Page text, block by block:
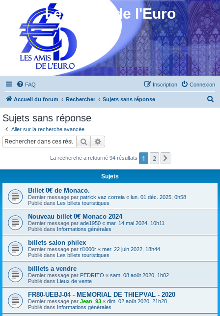
Les Amis de l'Euro
FAQ Connexion
Inscription
Accueil du forum Rechercher Sujets sans réponse
c
Sujets sans réponse
Aller sur la recherche avancée
Rechercher
La recherche a retourné 94 résultats 1 2
Sujets
Billet 0€ de Monaco.
Dernier message par patrick vaz correia « lun. 01 déc. 2025, 0h58
Publié dans Les billets touristiques
Nouveau billet 0€ Monaco 2024
Dernier message par ade1950 « mar. 14 mai 2024, 10h11
Publié dans Informations générales
billets salon philex
Dernier message par tl1000r « mer. 22 juin 2022, 18h44
Publié dans Les billets touristiques
billlets a vendre
Dernier message par PEDRITO « sam. 08 août 2020, 1h02
Publié dans Lieux de vente
FR80-UEBJ-04 - MEMORIAL DE THIEPVAL - 2020
Dernier message par Jean_93 « dim. 02 août 2020, 21h28
Publié dans Informations générales